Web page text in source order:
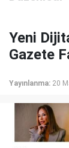
Yeni
Gazete
Yayınlanma: 20